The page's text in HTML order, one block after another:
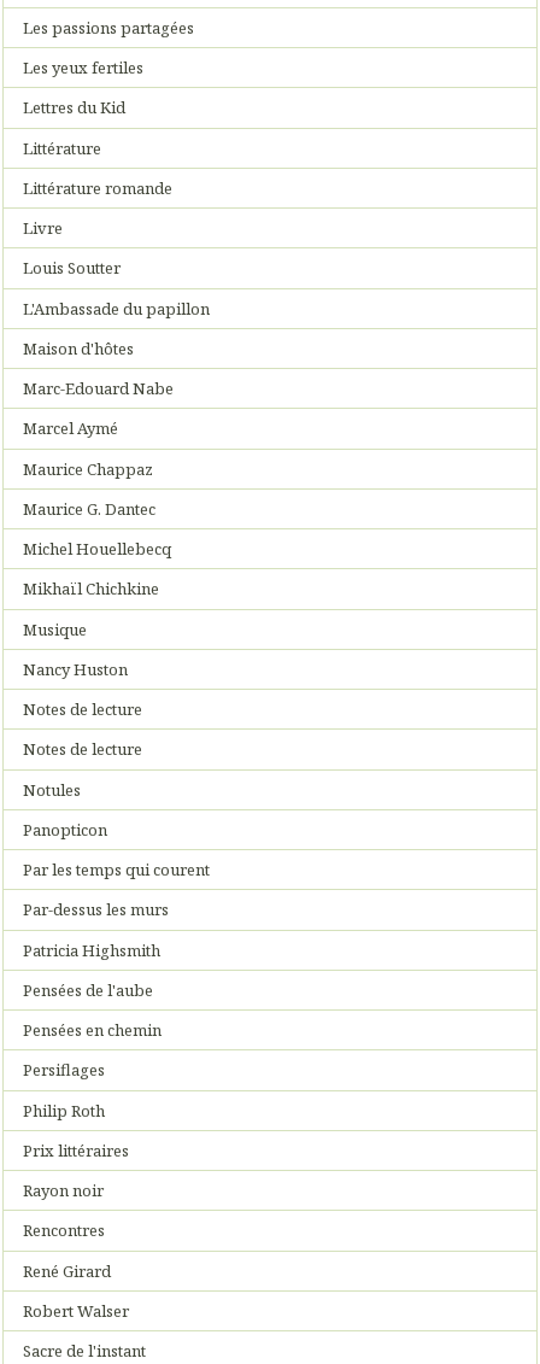
Les passions partagées
Les yeux fertiles
Lettres du Kid
Littérature
Littérature romande
Livre
Louis Soutter
L'Ambassade du papillon
Maison d'hôtes
Marc-Edouard Nabe
Marcel Aymé
Maurice Chappaz
Maurice G. Dantec
Michel Houellebecq
Mikhaïl Chichkine
Musique
Nancy Huston
Notes de lecture
Notes de lecture
Notules
Panopticon
Par les temps qui courent
Par-dessus les murs
Patricia Highsmith
Pensées de l'aube
Pensées en chemin
Persiflages
Philip Roth
Prix littéraires
Rayon noir
Rencontres
René Girard
Robert Walser
Sacre de l'instant